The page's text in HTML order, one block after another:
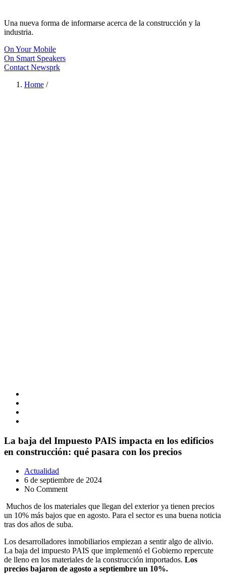
Una nueva forma de informarse acerca de la construcción y la
industria.
On Your Mobile
On Smart Speakers
Contact Newsprk
Home /
La baja del Impuesto PAIS impacta en los edificios
en construcción: qué pasara con los precios
Actualidad
6 de septiembre de 2024
No Comment
Muchos de los materiales que llegan del exterior ya tienen precios
un 10% más bajos que en agosto. Para el sector es una buena noticia
tras dos años de suba.
Los desarrolladores inmobiliarios empiezan a sentir algo de alivio.
La baja del impuesto PAIS que implementó el Gobierno repercute
de lleno en los materiales de la construcción importados. Los
precios bajaron de agosto a septiembre un 10%.